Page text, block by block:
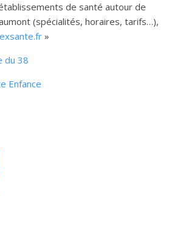
de santé autour de
(spécialités, horaires, tarifs…),
»
du 38
Enfance